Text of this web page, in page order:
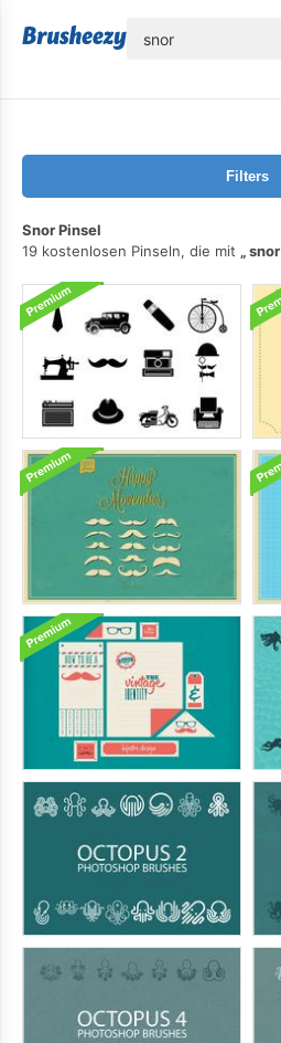
Filters
Snor Pinsel
19 kostenlosen Pinseln, die mit
snor